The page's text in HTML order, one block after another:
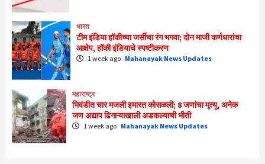
भारत
टीम इंडिया हॉकीच्या जर्सीचा रंग भगवा; दोन माजी कर्णधारांचा
आक्षेप, हॉकी इंडियाचे स्पष्टीकरण
1 week ago Mahanayak News Updates
महाराष्ट्र
भिवंडीत चार मजली इमारत कोसळली; 8 जणांचा मृत्यू, अनेक
जण अद्याप ढिगाऱ्याखाली अडकल्याची भीती
1 week ago Mahanayak News Updates